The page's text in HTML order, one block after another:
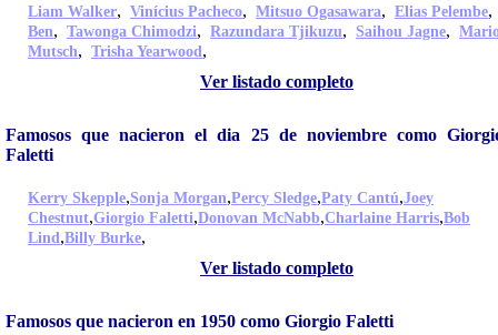
Liam Walker, Vinícius Pacheco, Mitsuo Ogasawara, Elias Pelembe
Ben, Tawonga Chimodzi, Razundara Tjikuzu, Saihou Jagne,
Mutsch, Trisha Yearwood,
Ver listado completo
Famosos que nacieron el dia 25 de noviembre como
Faletti
Kerry Skepple,Sonja Morgan,Percy Sledge,Paty Cantú,Joey
Chestnut,Giorgio Faletti,Donovan McNabb,Charlaine Harris,Bob
Lind,Billy Burke,
Ver listado completo
Famosos que nacieron en 1950 como Giorgio Faletti